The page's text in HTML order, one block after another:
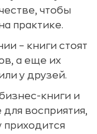
чтобы
практике.
– книги стоят
а еще их
у друзей.
книги и
восприятия,
приходится